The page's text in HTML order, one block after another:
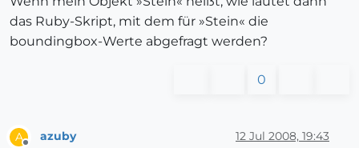
das Ruby-Skript, mit dem für »Stein« die
boundingbox-Werte abgefragt werden?
0
A azuby 12 Jul 2008, 19:43